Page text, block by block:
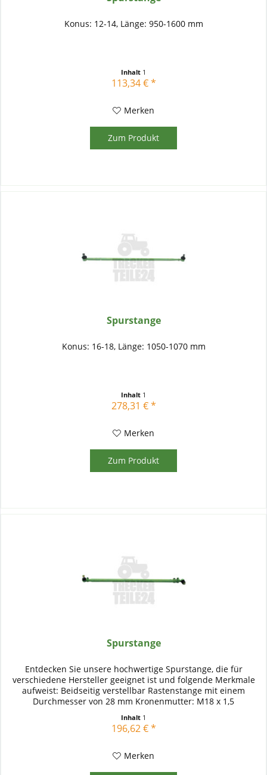
Konus: 12-14, Länge: 950-1600 mm
Inhalt 1
113,34 € *
Merken
Zum Produkt
Spurstange
Konus: 16-18, Länge: 1050-1070 mm
Inhalt 1
278,31 € *
Merken
Zum Produkt
Spurstange
Entdecken Sie unsere hochwertige Spurstange, die für
verschiedene Hersteller geeignet ist und folgende Merkmale
aufweist: Beidseitig verstellbar Rastenstange mit einem
Durchmesser von 28 mm Kronenmutter: M18 x 1,5
Inhalt 1
196,62 € *
Merken